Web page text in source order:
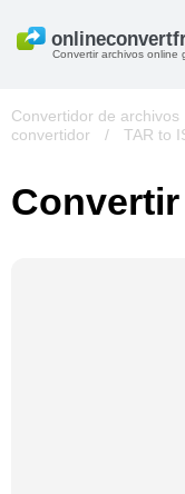
Convertir archivos online
Convertidor de archivos
convertidor
/ TAR to
Convertir